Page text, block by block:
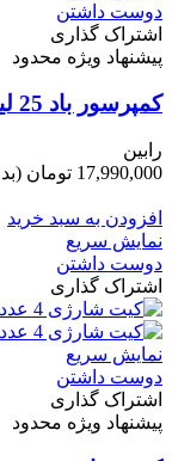
دوست داشتن
اشتراک گذاری
پیشنهاد ویژه محدود
کمپرسور باد 25 لیتری سایلنت رابین مدل RH 2725
رابین
17,990,000 تومان
افزودن به سبد خرید
نمایش سریع
دوست داشتن
اشتراک گذاری
نمایش سریع
دوست داشتن
اشتراک گذاری
پیشنهاد ویژه محدود